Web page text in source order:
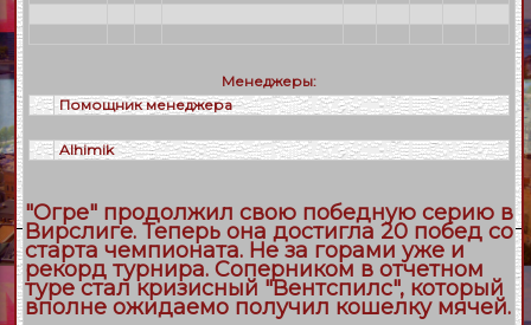
Менеджеры:
Помощник менеджера
Alhimik
"Огре" продолжил свою победную серию в
Вирслиге. Теперь она достигла 20 побед со
старта чемпионата. Не за горами уже и
рекорд турнира. Соперником в отчетном
туре стал кризисный "Вентспилс", который
вполне ожидаемо получил кошелку мячей.